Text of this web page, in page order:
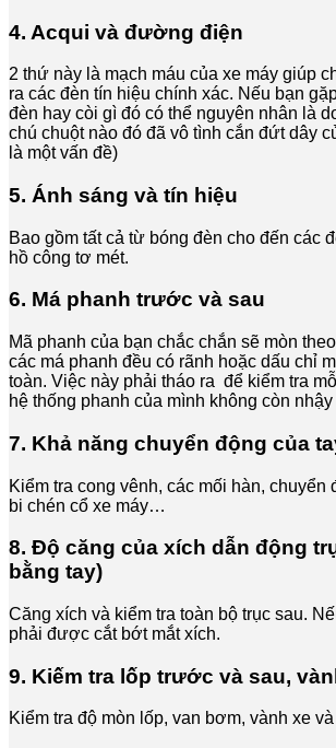
4. Acqui và đường điện
2 thứ này là mạch máu của xe máy giúp
ra các đèn tín hiệu chính xác. Nếu bạn
đèn hay còi gì đó có thể nguyên nhân là
chú chuột nào đó đã vô tình cắn đứt dây
là một vấn đề)
5. Ánh sáng và tín hiệu
Bao gồm tất cả từ bóng đèn cho đến các
hồ công tơ mét.
6. Má phanh trước và sau
Mã phanh của bạn chắc chắn sẽ mòn
các má phanh đều có rãnh hoặc dấu chỉ
toàn. Việc này phải tháo ra để kiểm tra
hệ thống phanh của mình không còn
7. Khả năng chuyển động của
Kiểm tra cong vênh, các mối hàn, chuyển
bi chén cổ xe máy…
8. Độ căng của xích dẫn động
bằng tay)
Căng xích và kiểm tra toàn bộ trục sau.
phải được cắt bớt mắt xích.
9. Kiếm tra lốp trước và sau,
Kiểm tra độ mòn lốp, van bơm, vành xe